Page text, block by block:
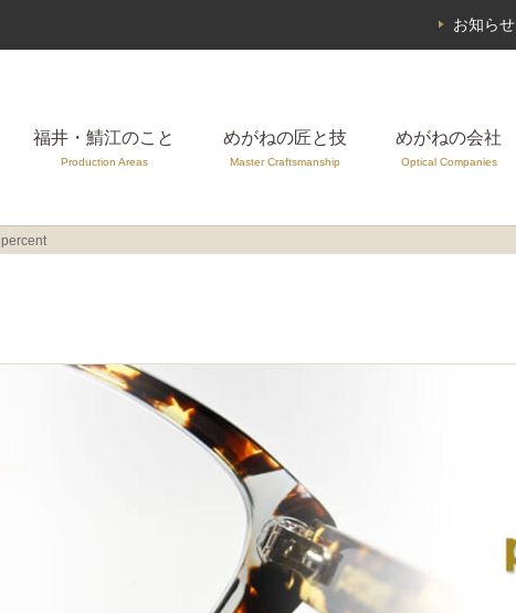
お知らせ
福井・鯖江のこと
Production Areas
めがねの匠と技
Master Craftsmanship
めがねの会社
Optical Companies
percent